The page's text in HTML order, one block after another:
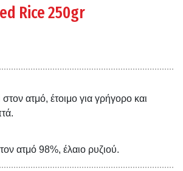
Rice 250gr
ατμό, έτοιμο για γρήγορο και
ατμό 98%, έλαιο ρυζιού.